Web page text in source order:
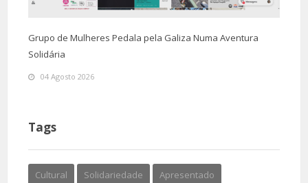
Grupo de Mulheres Pedala pela Galiza Numa Aventura
Solidária
04 Agosto 2026
Tags
Cultural Solidariedade Apresentado